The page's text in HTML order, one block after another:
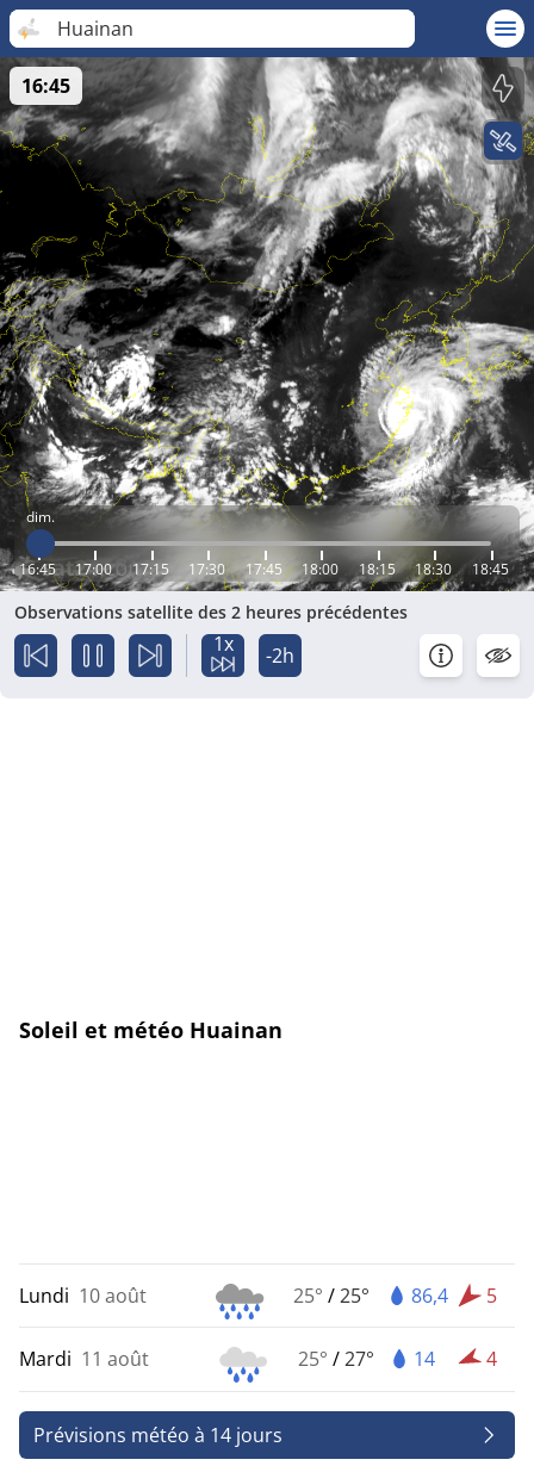
Huainan
dim.
16:45 17:00 17:15 17:30 17:45 18:00 18:15 18:30 18:45
16:45
Observations satellite des 2 heures précédentes
1x -2h
Soleil et météo Huainan
Lundi 10 août 25° /25° 86,4 5
Mardi 11 août 25° /27° 14 4
Prévisions météo à 14 jours